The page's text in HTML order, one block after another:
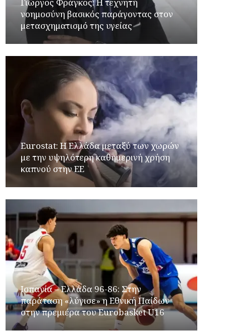
νοημοσύνη βασικός παράγοντας στον
μετασχηματισμό της υγείας
Eurostat: Η Ελλάδα μεταξύ των χωρών
με την υψηλότερη καθημερινή χρήση
καπνού στην ΕΕ
Ισπανία – Ελλάδα 96-86: Στην
παράταση «λύγισε» η Εθνική Παίδων
στην πρεμιέρα του Eurobasket U16